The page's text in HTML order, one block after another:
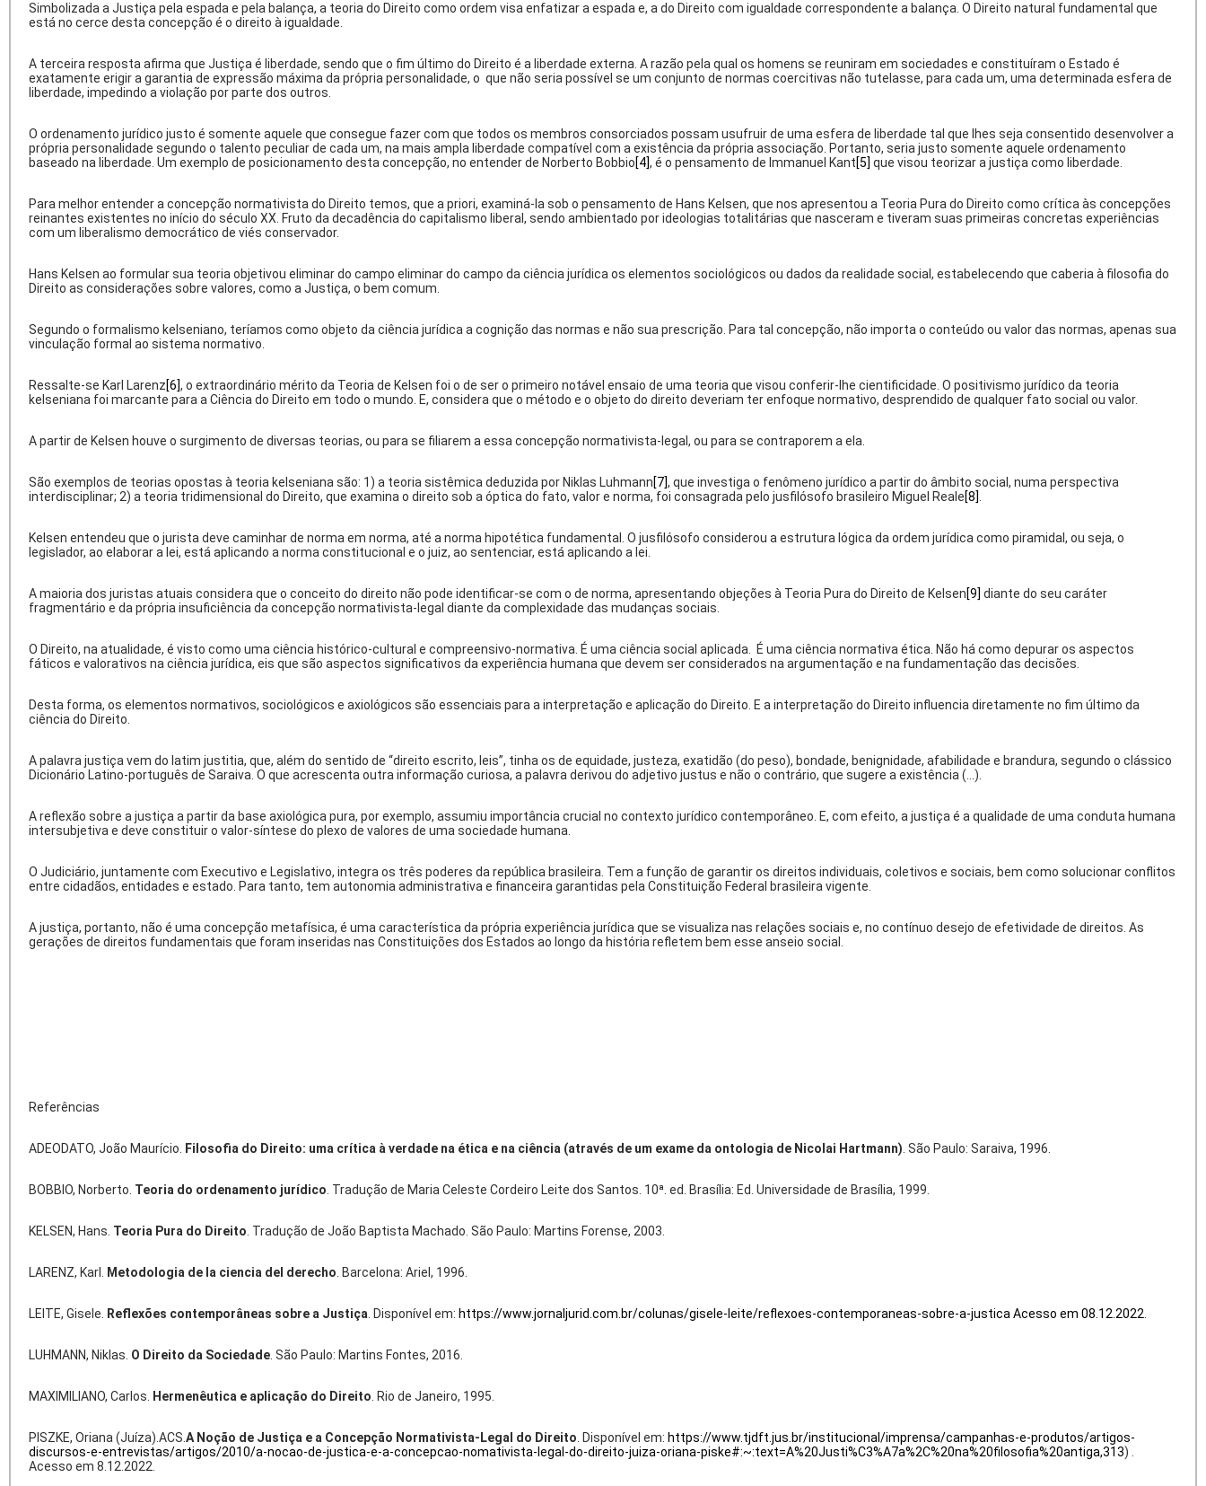
Simbolizada a Justiça pela espada e pela balança, a teoria do Direito como ordem visa enfatizar a espada e, a do Direito com igualdade correspondente a balança. O Direito natural fundamental que
está no cerce desta concepção é o direito à igualdade.
A terceira resposta afirma que Justiça é liberdade, sendo que o fim último do Direito é a liberdade externa. A razão pela qual os homens se reuniram em sociedades e constituíram o Estado é
exatamente erigir a garantia de expressão máxima da própria personalidade, o que não seria possível se um conjunto de normas coercitivas não tutelasse, para cada um, uma determinada esfera de
liberdade, impedindo a violação por parte dos outros.
O ordenamento jurídico justo é somente aquele que consegue fazer com que todos os membros consorciados possam usufruir de uma esfera de liberdade tal que lhes seja consentido desenvolver a
própria personalidade segundo o talento peculiar de cada um, na mais ampla liberdade compatível com a existência da própria associação. Portanto, seria justo somente aquele ordenamento
baseado na liberdade. Um exemplo de posicionamento desta concepção, no entender de Norberto Bobbio[4], é o pensamento de Immanuel Kant[5] que visou teorizar a justiça como liberdade.
Para melhor entender a concepção normativista do Direito temos, que a priori, examiná-la sob o pensamento de Hans Kelsen, que nos apresentou a Teoria Pura do Direito como crítica às concepções
reinantes existentes no início do século XX. Fruto da decadência do capitalismo liberal, sendo ambientado por ideologias totalitárias que nasceram e tiveram suas primeiras concretas experiências
com um liberalismo democrático de viés conservador.
Hans Kelsen ao formular sua teoria objetivou eliminar do campo eliminar do campo da ciência jurídica os elementos sociológicos ou dados da realidade social, estabelecendo que caberia à filosofia do
Direito as considerações sobre valores, como a Justiça, o bem comum.
Segundo o formalismo kelseniano, teríamos como objeto da ciência jurídica a cognição das normas e não sua prescrição. Para tal concepção, não importa o conteúdo ou valor das normas, apenas sua
vinculação formal ao sistema normativo.
Ressalte-se Karl Larenz[6], o extraordinário mérito da Teoria de Kelsen foi o de ser o primeiro notável ensaio de uma teoria que visou conferir-lhe cientificidade. O positivismo jurídico da teoria
kelseniana foi marcante para a Ciência do Direito em todo o mundo. E, considera que o método e o objeto do direito deveriam ter enfoque normativo, desprendido de qualquer fato social ou valor.
A partir de Kelsen houve o surgimento de diversas teorias, ou para se filiarem a essa concepção normativista-legal, ou para se contraporem a ela.
São exemplos de teorias opostas à teoria kelseniana são: 1) a teoria sistêmica deduzida por Niklas Luhmann[7], que investiga o fenômeno jurídico a partir do âmbito social, numa perspectiva
interdisciplinar; 2) a teoria tridimensional do Direito, que examina o direito sob a óptica do fato, valor e norma, foi consagrada pelo jusfilósofo brasileiro Miguel Reale[8]
Kelsen entendeu que o jurista deve caminhar de norma em norma, até a norma hipotética fundamental. O jusfilósofo considerou a estrutura lógica da ordem jurídica como piramidal, ou seja, o
legislador, ao elaborar a lei, está aplicando a norma constitucional e o juiz, ao sentenciar, está aplicando a lei.
A maioria dos juristas atuais considera que o conceito do direito não pode identificar-se com o de norma, apresentando objeções à Teoria Pura do Direito de Kelsen[9] diante do seu caráter
fragmentário e da própria insuficiência da concepção normativista-legal diante da complexidade das mudanças sociais.
O Direito, na atualidade, é visto como uma ciência histórico-cultural e compreensivo-normativa. É uma ciência social aplicada. É uma ciência normativa ética. Não há como depurar os aspectos
fáticos e valorativos na ciência jurídica, eis que são aspectos significativos da experiência humana que devem ser considerados na argumentação e na fundamentação das decisões.
Desta forma, os elementos normativos, sociológicos e axiológicos são essenciais para a interpretação e aplicação do Direito. E a interpretação do Direito influencia diretamente no fim último da
ciência do Direito.
A palavra justiça vem do latim justitia, que, além do sentido de “direito escrito, leis”, tinha os de equidade, justeza, exatidão (do peso), bondade, benignidade, afabilidade e brandura, segundo o clássico
Dicionário Latino-português de Saraiva. O que acrescenta outra informação curiosa, a palavra derivou do adjetivo justus e não o contrário, que sugere a existência (...).
A reflexão sobre a justiça a partir da base axiológica pura, por exemplo, assumiu importância crucial no contexto jurídico contemporâneo. E, com efeito, a justiça é a qualidade de uma conduta humana
intersubjetiva e deve constituir o valor-síntese do plexo de valores de uma sociedade humana.
O Judiciário, juntamente com Executivo e Legislativo, integra os três poderes da república brasileira. Tem a função de garantir os direitos individuais, coletivos e sociais, bem como solucionar conflitos
entre cidadãos, entidades e estado. Para tanto, tem autonomia administrativa e financeira garantidas pela Constituição Federal brasileira vigente.
A justiça, portanto, não é uma concepção metafísica, é uma característica da própria experiência jurídica que se visualiza nas relações sociais e, no contínuo desejo de efetividade de direitos. As
gerações de direitos fundamentais que foram inseridas nas Constituições dos Estados ao longo da história refletem bem esse anseio social.
Referências
ADEODATO, João Maurício. Filosofia do Direito: uma crítica à verdade na ética e na ciência (através de um exame da ontologia de Nicolai Hartmann) . São Paulo: Saraiva, 1996.
BOBBIO, Norberto. Teoria do ordenamento jurídico . Tradução de Maria Celeste Cordeiro Leite dos Santos. 10ª. ed. Brasília: Ed. Universidade de Brasília, 1999.
KELSEN, Hans. Teoria Pura do Direito . Tradução de João Baptista Machado. São Paulo: Martins Forense, 2003.
LARENZ, Karl. Metodologia de la ciencia del derecho . Barcelona: Ariel, 1996.
LEITE, Gisele. Reflexões contemporâneas sobre a Justiça . Disponível em: https://www.jornaljurid.com.br/colunas/gisele-leite/reflexoes-contemporaneas-sobre-a-justica Acesso em 08.12.2022
LUHMANN, Niklas. O Direito da Sociedade . São Paulo: Martins Fontes, 2016.
MAXIMILIANO, Carlos. Hermenêutica e aplicação do Direito . Rio de Janeiro, 1995.
PISZKE, Oriana (Juíza).ACS. A Noção de Justiça e a Concepção Normativista-Legal do Direito . Disponível em: https://www.tjdft.jus.br/institucional/imprensa/campanhas-e-produtos/artigos-
discursos-e-entrevistas/artigos/2010/a-nocao-de-justica-e-a-concepcao-nomativista-legal-do-direito-juiza-oriana-piske#:~:text=A%20Justi%C3%A7a%2C%20na%20filosofia%20antiga,313) .
Acesso em 8.12.2022.